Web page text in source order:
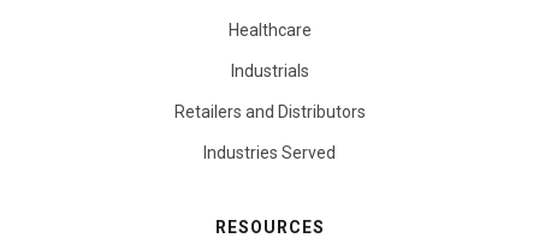
Healthcare
Industrials
Retailers and Distributors
Industries Served
RESOURCES